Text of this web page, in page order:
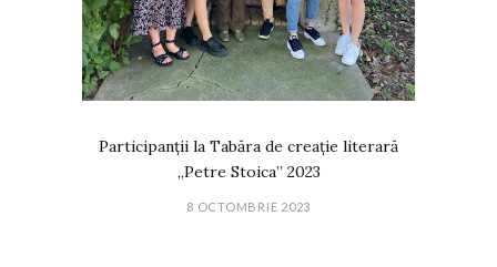
Participanții la Tabăra de creație literară
„Petre Stoica” 2023
8 OCTOMBRIE 2023